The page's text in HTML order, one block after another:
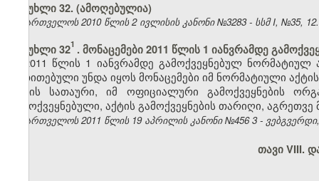
მუხლი 32. (ამოღებულია)
საქართველოს 2010 წლის 2 ივლისის კანონი №3283 - სსმ I, №35,
მუხლი 321 . მონაცემები 2011 წლის 1 იანვრამდე
2011 წლის 1 იანვრამდე გამოქვეყნებულ
მითითებული უნდა იყოს მონაცემები იმ ნორმატიული
აქტის სათაური, იმ ოფიციალური გამოქვეყნების
გამოქვეყნებული, აქტის გამოქვეყნების თარიღი,
საქართველოს 2011 წლის 19 აპრილის კანონი №456 3 -
თავი VIII.